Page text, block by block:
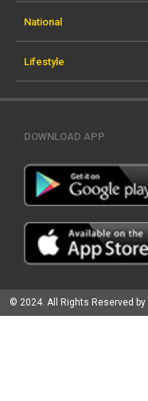
National
Lifestyle
DOWNLOAD APP
© 2024. All Rights Reserved by